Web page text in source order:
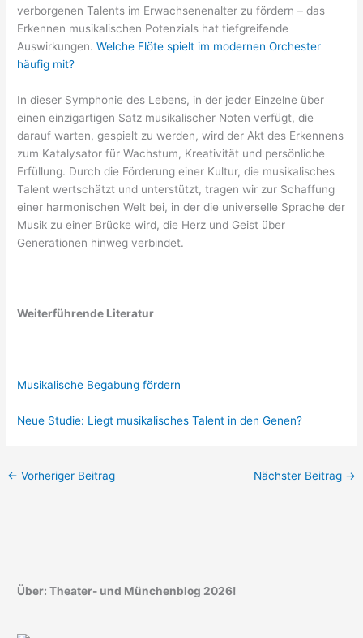
verborgenen Talents im Erwachsenenalter zu fördern – das
Erkennen musikalischen Potenzials hat tiefgreifende
Auswirkungen.Welche Flöte spielt im modernen Orchester
häufig mit?
In dieser Symphonie des Lebens, in der jeder Einzelne über
einen einzigartigen Satz musikalischer Noten verfügt, die
darauf warten, gespielt zu werden, wird der Akt des Erkennens
zum Katalysator für Wachstum, Kreativität und persönliche
Erfüllung. Durch die Förderung einer Kultur, die musikalisches
Talent wertschätzt und unterstützt, tragen wir zur Schaffung
einer harmonischen Welt bei, in der die universelle Sprache der
Musik zu einer Brücke wird, die Herz und Geist über
Generationen hinweg verbindet.
Weiterführende Literatur
Musikalische Begabung fördern
Neue Studie: Liegt musikalisches Talent in den Genen?
← Vorheriger Beitrag Nächster Beitrag →
Über: Theater- und Münchenblog 2026!